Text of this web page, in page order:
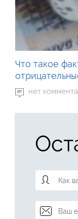
Что такое
нет